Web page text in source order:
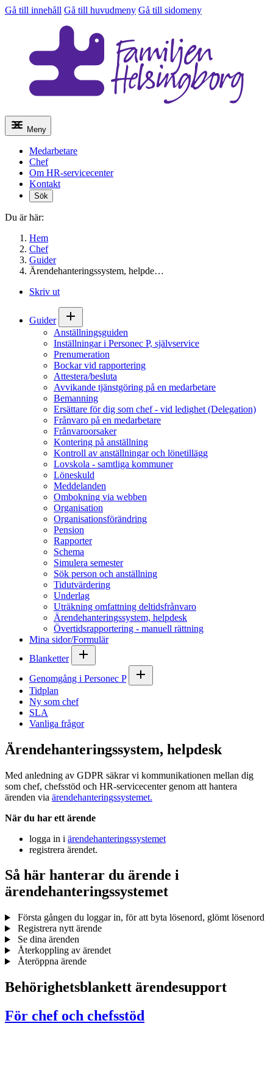
Gå till innehåll Gå till huvudmeny Gå till sidomeny
Meny
Medarbetare
Chef
Om HR-servicecenter
Kontakt
Sök
Du är här:
Hem
Chef
Guider
Ärendehanteringssystem, helpde…
Skriv ut
Guider
Anställningsguiden
Inställningar i Personec P, självservice
Prenumeration
Bockar vid rapportering
Attestera/besluta
Avvikande tjänstgöring på en medarbetare
Bemanning
Ersättare för dig som chef - vid ledighet (Delegation)
Frånvaro på en medarbetare
Frånvaroorsaker
Kontering på anställning
Kontroll av anställningar och lönetillägg
Lovskola - samtliga kommuner
Löneskuld
Meddelanden
Ombokning via webben
Organisation
Organisationsförändring
Pension
Rapporter
Schema
Simulera semester
Sök person och anställning
Tidutvärdering
Underlag
Uträkning omfattning deltidsfrånvaro
Ärendehanteringssystem, helpdesk
Övertidsrapportering - manuell rättning
Mina sidor/Formulär
Blanketter
Genomgång i Personec P
Tidplan
Ny som chef
SLA
Vanliga frågor
Ärendehanteringssystem, helpdesk
Med anledning av GDPR säkrar vi kommunikationen mellan dig
som chef, chefsstöd och HR-servicecenter genom att hantera
ärenden via ärendehanteringssystemet.
När du har ett ärende
logga in i ärendehanteringssystemet
registrera ärendet.
Så här hanterar du ärende i
ärendehanteringssystemet
Första gången du loggar in, för att byta lösenord, glömt lösenord
Registrera nytt ärende
Se dina ärenden
Återkoppling av ärendet
Återöppna ärende
Behörighetsblankett ärendesupport
För chef och chefsstöd